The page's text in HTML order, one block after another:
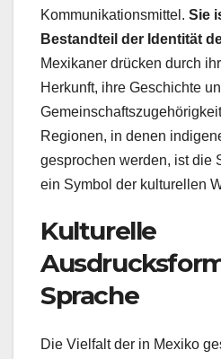
Kommunikationsmittel. Sie
Bestandteil der Identität
Mexikaner drücken durch
Herkunft, ihre Geschichte
Regionen, in denen
gesprochen werden, ist die
ein Symbol der kulturellen
Kulturelle
Sprache
Die Vielfalt der in Mexiko